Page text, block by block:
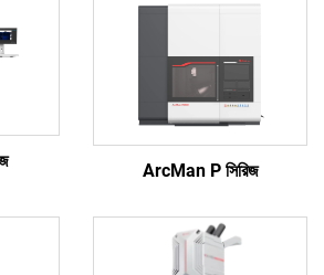
ArcMan P সিরিজ